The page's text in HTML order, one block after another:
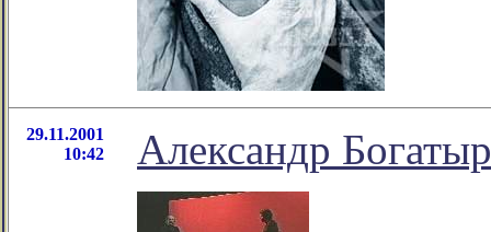
29.11.2001
10:42
Александр